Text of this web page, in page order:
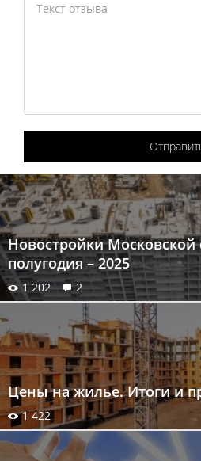
Новостройки Московской
полугодия – 2025
1 202 2
Цены на жилье. Итоги и
1 422